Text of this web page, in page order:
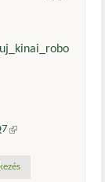
(külső